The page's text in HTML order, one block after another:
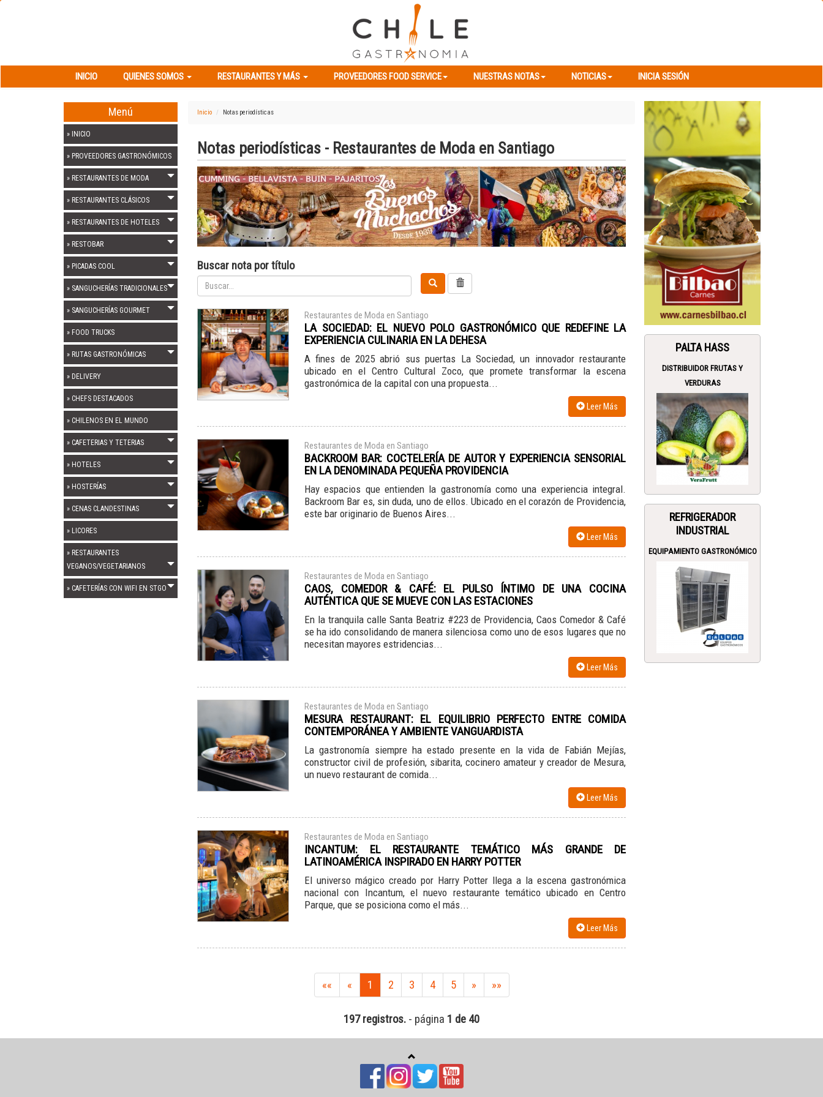
INICIO QUIENES SOMOS RESTAURANTES Y MÁS PROVEEDORES FOOD SERVICE NUESTRAS NOTAS NOTICIAS INICIA SESIÓN
PROVEEDORES FOOD SERVICE
Menú
» INICIO
» PROVEEDORES GASTRONÓMICOS
» RESTAURANTES DE MODA
» RESTAURANTES CLÁSICOS
» RESTAURANTES DE HOTELES
» RESTOBAR
» PICADAS COOL
» SANGUCHERÍAS TRADICIONALES
» SANGUCHERÍAS GOURMET
» FOOD TRUCKS
» RUTAS GASTRONÓMICAS
» DELIVERY
» CHEFS DESTACADOS
» CHILENOS EN EL MUNDO
» CAFETERIAS Y TETERIAS
» HOTELES
» HOSTERÍAS
» CENAS CLANDESTINAS
» LICORES
» RESTAURANTES
VEGANOS/VEGETARIANOS
» CAFETERÍAS CON WIFI EN STGO
Inicio Notas periodísticas
Notas periodísticas - Restaurantes de Moda en Santiago
Previous Next
Buscar nota por título
Restaurantes de Moda en Santiago
LA SOCIEDAD: EL NUEVO POLO GASTRONÓMICO QUE REDEFINE LA
EXPERIENCIA CULINARIA EN LA DEHESA
A fines de 2025 abrió sus puertas La Sociedad, un innovador restaurante
ubicado en el Centro Cultural Zoco, que promete transformar la escena
gastronómica de la capital con una propuesta...
Leer Más
Restaurantes de Moda en Santiago
BACKROOM BAR: COCTELERÍA DE AUTOR Y EXPERIENCIA SENSORIAL
EN LA DENOMINADA PEQUEÑA PROVIDENCIA
Hay espacios que entienden la gastronomía como una experiencia integral.
Backroom Bar es, sin duda, uno de ellos. Ubicado en el corazón de Providencia,
este bar originario de Buenos Aires...
Leer Más
Restaurantes de Moda en Santiago
CAOS, COMEDOR & CAFÉ: EL PULSO ÍNTIMO DE UNA COCINA
AUTÉNTICA QUE SE MUEVE CON LAS ESTACIONES
En la tranquila calle Santa Beatriz #223 de Providencia, Caos Comedor & Café
se ha ido consolidando de manera silenciosa como uno de esos lugares que no
necesitan mayores estridencias...
Leer Más
Restaurantes de Moda en Santiago
MESURA RESTAURANT: EL EQUILIBRIO PERFECTO ENTRE COMIDA
CONTEMPORÁNEA Y AMBIENTE VANGUARDISTA
La gastronomía siempre ha estado presente en la vida de Fabián Mejías,
constructor civil de profesión, sibarita, cocinero amateur y creador de Mesura,
un nuevo restaurant de comida...
Leer Más
Restaurantes de Moda en Santiago
INCANTUM: EL RESTAURANTE TEMÁTICO MÁS GRANDE DE
LATINOAMÉRICA INSPIRADO EN HARRY POTTER
El universo mágico creado por Harry Potter llega a la escena gastronómica
nacional con Incantum, el nuevo restaurante temático ubicado en Centro
Parque, que se posiciona como el más...
Leer Más
«« « 1 2 3 4 5 » »»
197 registros. - página 1 de 40
PALTA HASS
DISTRIBUIDOR FRUTAS Y
VERDURAS
REFRIGERADOR
INDUSTRIAL
EQUIPAMIENTO GASTRONÓMICO